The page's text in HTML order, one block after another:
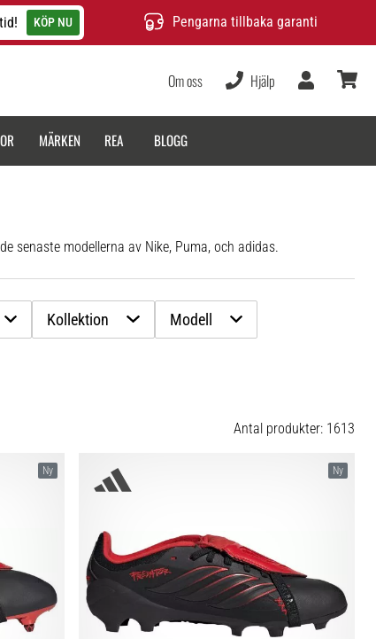
KÖP NU Pengarna tillbaka garanti
Om oss Hjälp
MÄRKEN REA BLOGG
senaste modellerna av Nike, Puma, och adidas.
Kollektion Modell
Antal produkter: 1613
Ny Ny